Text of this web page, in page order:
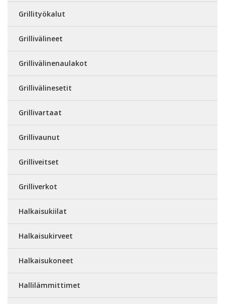
Grillityökalut
Grillivälineet
Grillivälinenaulakot
Grillivälinesetit
Grillivartaat
Grillivaunut
Grilliveitset
Grilliverkot
Halkaisukiilat
Halkaisukirveet
Halkaisukoneet
Hallilämmittimet